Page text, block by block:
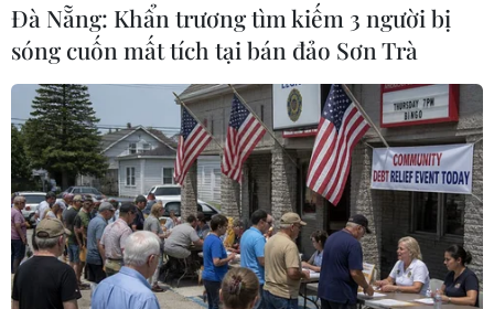
Sri Lanka: Đảng cầm quyền ủng hộ ông
Wickremesinghe làm Tổng thống
13/07/2022 06:42
Các thành viên chủ chốt của đảng Nhân dân Sri Lanka
đã nhóm họp tối 12/7 và "sự đồng thuận lớn" của họ là
Đà Nẵng: Khẩn trương tìm kiếm 3 người bị
sóng cuốn mất tích tại bán đảo Sơn Trà